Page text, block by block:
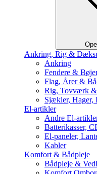
Ankring, Rig &
Ankring
Fendere &
Flag, Årer &
Rig, Tovværk
Sjækler, Hager,
El-artikler
Andre El-
Batterikasser,
El-paneler,
Kabler
Komfort & Bådpleje
Bådpleje &